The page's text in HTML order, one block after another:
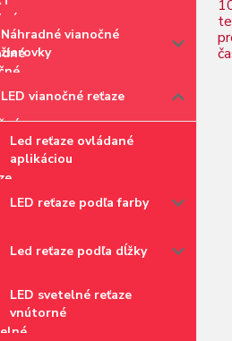
Náhradné vianočné
žiarovky
LED vianočné reťaze
Led reťaze ovládané
aplikáciou
LED reťaze podľa farby
Led reťaze podľa dĺžky
LED svetelné reťaze
vnútorné